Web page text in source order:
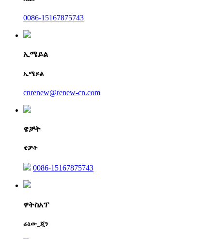
0086-15167875743
ኢሜይል
ኢሜይል
cnrenew@renew-cn.com
ዌቻት
ዌቻት
0086-15167875743
ዋትስአፕ
ሬኔው_ጂን